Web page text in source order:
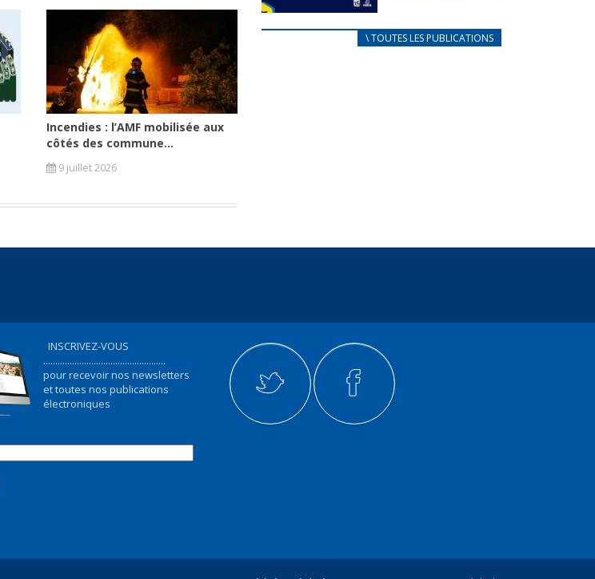
Incendies : l’AMF mobilisée aux
côtés des commune...
9 juillet 2026
au coeur de
nos actions
\ TOUTES LES PUBLICATIONS
INSCRIVEZ-VOUS
...................................................
pour recevoir nos newsletters
et toutes nos publications
électroniques